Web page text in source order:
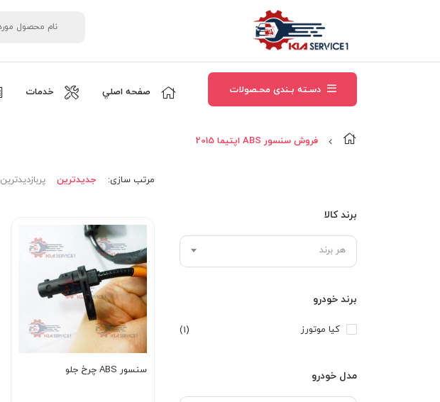
دسـته بـندی محـصولات صفحه اصلي خدمات
فروش سنسور ABS اپتيما 2015
برند کالا
هر برند
برند خودرو
کیا موتورز (1)
مدل خودرو
مرتب‌ سازی: جدیدترین پربازدیدترین
سنسور ABS چرخ جلو